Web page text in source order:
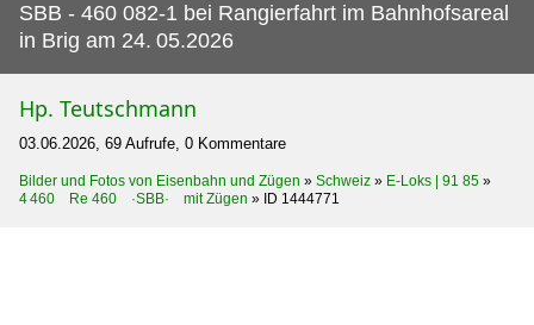
SBB - 460 082-1 bei Rangierfahrt im Bahnhofsareal
in Brig am 24. 05.2026
Hp. Teutschmann
03.06.2026, 69 Aufrufe, 0 Kommentare
Bilder und Fotos von Eisenbahn und Zügen » Schweiz » E-Loks | 91 85 »
4 460 Re 460 ·SBB· mit Zügen » ID 1444771